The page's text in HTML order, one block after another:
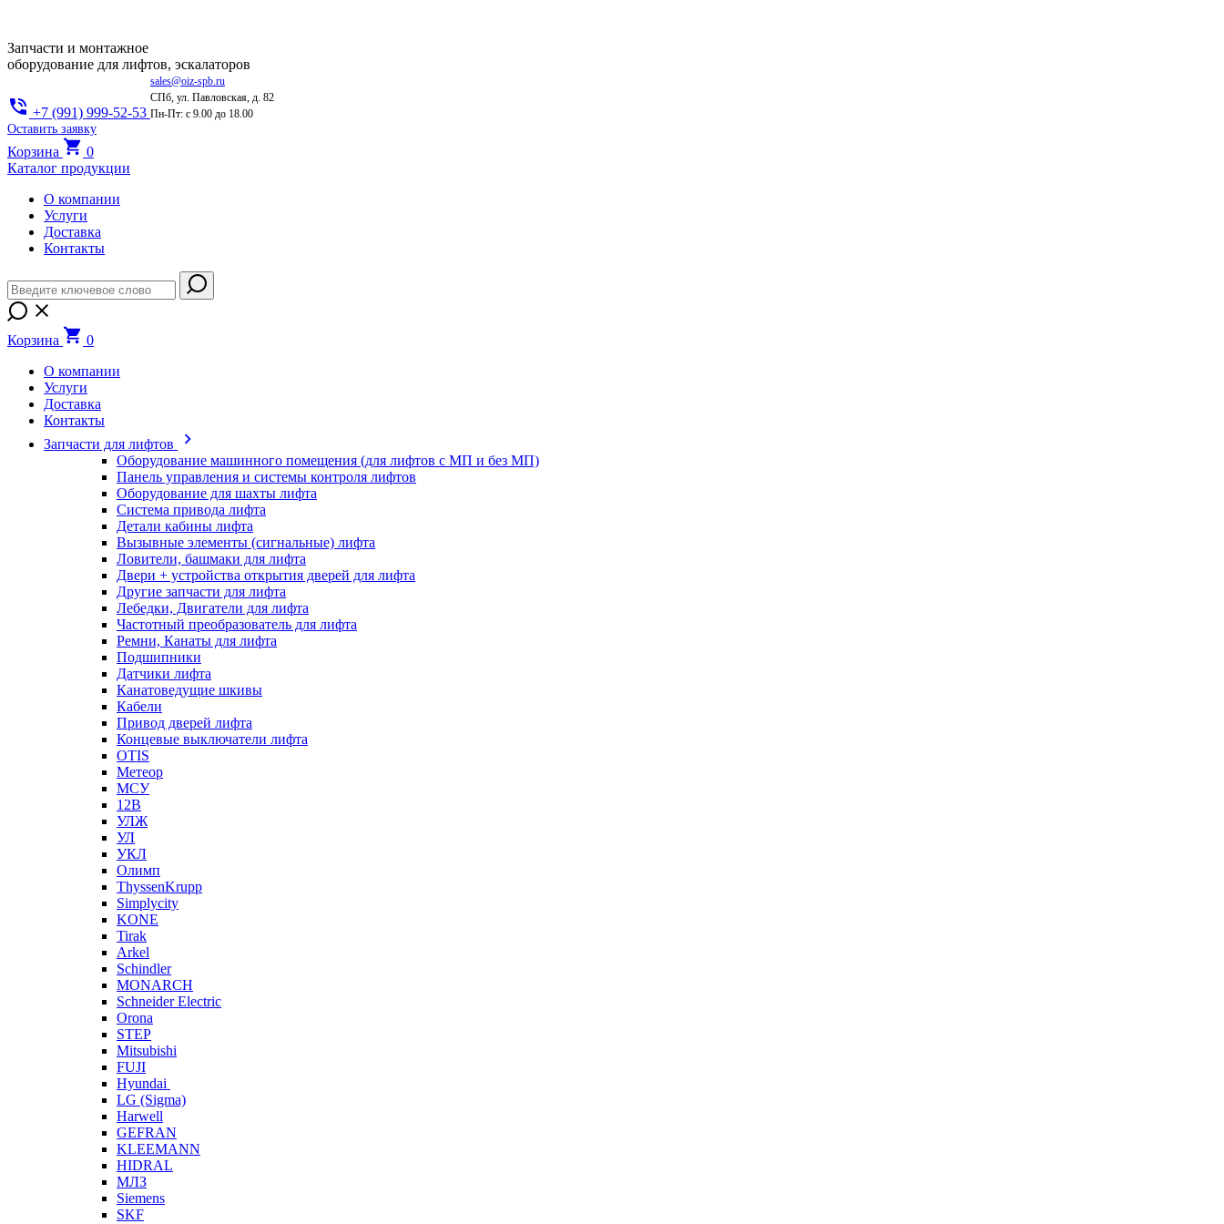
Запчасти и монтажное
оборудование для лифтов, эскалаторов
+7 (991) 999-52-53
sales@oiz-spb.ru
СПб, ул. Павловская, д. 82
Пн-Пт: с 9.00 до 18.00
Оставить заявку
Корзина
0
Каталог продукции
О компании
Услуги
Доставка
Контакты
Корзина
0
О компании
Услуги
Доставка
Контакты
Запчасти для лифтов
Оборудование машинного помещения (для лифтов с МП и без МП)
Панель управления и системы контроля лифтов
Оборудование для шахты лифта
Система привода лифта
Детали кабины лифта
Вызывные элементы (сигнальные) лифта
Ловители, башмаки для лифта
Двери + устройства открытия дверей для лифта
Другие запчасти для лифта
Лебедки, Двигатели для лифта
Частотный преобразователь для лифта
Ремни, Канаты для лифта
Подшипники
Датчики лифта
Канатоведущие шкивы
Кабели
Привод дверей лифта
Концевые выключатели лифта
OTIS
Метеор
МСУ
12В
УЛЖ
УЛ
УКЛ
Олимп
ThyssenKrupp
Simplycity
KONE
Tirak
Arkel
Schindler
MONARCH
Schneider Electric
Orona
STEP
Mitsubishi
FUJI
Hyundai
LG (Sigma)
Harwell
GEFRAN
KLEEMANN
HIDRAL
МЛЗ
Siemens
SKF